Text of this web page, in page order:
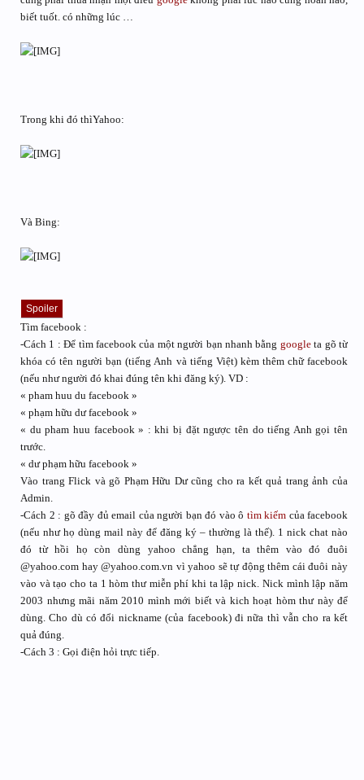
biết tuốt. có những lúc …
Trong khi đó thìYahoo:
Và Bing:
Spoiler
Tìm facebook :
-Cách 1 : Để tìm facebook của một người bạn nhanh bằng googleta gõ từ
khóa có tên người bạn (tiếng Anh và tiếng Việt) kèm thêm chữ facebook
(nếu như người đó khai đúng tên khi đăng ký). VD :
« pham huu du facebook »
« phạm hữu dư facebook »
« du pham huu facebook » : khi bị đặt ngược tên do tiếng Anh gọi tên
trước.
« dư phạm hữu facebook »
Vào trang Flick và gõ Phạm Hữu Dư cũng cho ra kết quả trang ảnh của
Admin.
-Cách 2 : gõ đầy đủ email của người bạn đó vào ô tìm kiếm của facebook
(nếu như họ dùng mail này để đăng ký – thường là thế). 1 nick chat nào
đó từ hồi họ còn dùng yahoo chẳng hạn, ta thêm vào đó đuôi
@yahoo.com hay @yahoo.com.vn vì yahoo sẽ tự động thêm cái đuôi này
vào và tạo cho ta 1 hòm thư miễn phí khi ta lập nick. Nick mình lập năm
2003 nhưng mãi năm 2010 mình mới biết và kich hoạt hòm thư này để
dùng. Cho dù có đổi nickname (của facebook) đi nữa thì vẫn cho ra kết
quả đúng.
-Cách 3 : Gọi điện hỏi trực tiếp.